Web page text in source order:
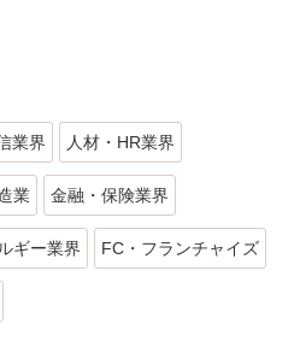
業界 人材・HR業界
業 金融・保険業界
ギー業界 FC・フランチャイズ